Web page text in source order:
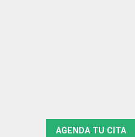
AGENDA TU CITA